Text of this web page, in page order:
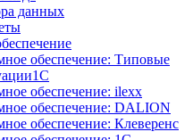
данных
обеспечение: Типовые
обеспечение: ilexx
обеспечение: DALION
обеспечение: Клеверенс